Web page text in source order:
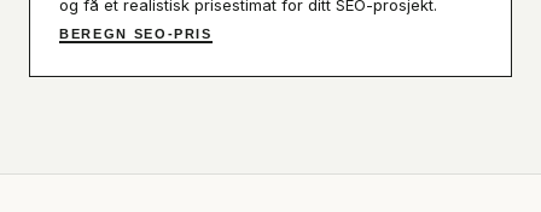
og få et realistisk prisestimat for ditt SEO-prosjekt.
BEREGN SEO-PRIS